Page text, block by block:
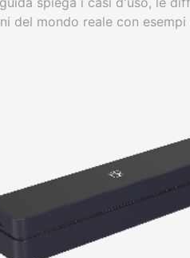
del mondo reale con esempi